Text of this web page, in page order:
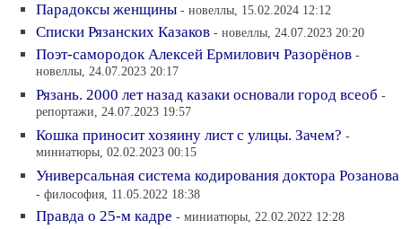
Парадоксы женщины - новеллы, 15.02.2024 12:12
Списки Рязанских Казаков - новеллы, 24.07.2023 20:20
Поэт-самородок Алексей Ермилович Разорёнов -
новеллы, 24.07.2023 20:17
Рязань. 2000 лет назад казаки основали город всеоб -
репортажи, 24.07.2023 19:57
Кошка приносит хозяину лист с улицы. Зачем? -
миниатюры, 02.02.2023 00:15
Универсальная система кодирования доктора Розанова
- философия, 11.05.2022 18:38
Правда о 25-м кадре - миниатюры, 22.02.2022 12:28